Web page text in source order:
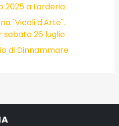
2025 a Larderia
"Vicoli d'Arte".
26 luglio
di Dinnammare